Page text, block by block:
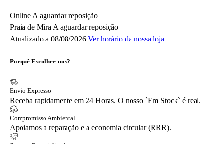
Online A aguardar reposição
Praia de Mira A aguardar reposição
Atualizado a 08/08/2026 Ver horário da nossa loja
Porquê Escolher-nos?
Envio Expresso
Receba rapidamente em 24 Horas. O nosso `Em Stock` é real.
Compromisso Ambiental
Apoiamos a reparação e a economia circular (RRR).